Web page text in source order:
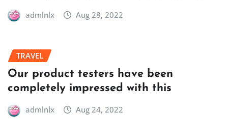
admlnlx Aug 28, 2022
TRAVEL
Our product testers have been
completely impressed with this
admlnlx Aug 24, 2022